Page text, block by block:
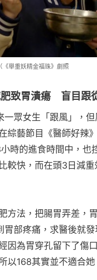
舉重妖精金福珠》劇照
致胃潰瘍 盲目跟
一眾女生「跟風」，
綜藝節目《醫師好辣
時的進食時間中，也
較快，而在頭3日減
方法，把腸胃弄差，
部疼痛，求醫後就
因為胃穿孔留下了傷
以168其實並不適合她